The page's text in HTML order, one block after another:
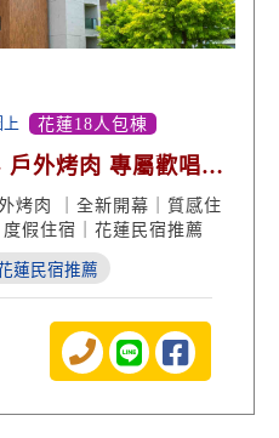
花蓮18人包棟
戶外烤肉 專屬歡唱麻
烤肉 ｜全新開幕｜質感住
假住宿｜花蓮民宿推薦
蓮民宿推薦